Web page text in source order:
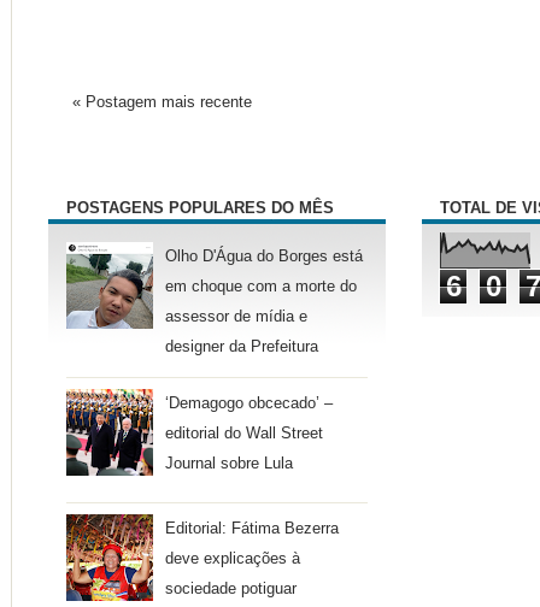
« Postagem mais recente
POSTAGENS POPULARES DO MÊS
Olho D'Água do Borges está
em choque com a morte do
assessor de mídia e
designer da Prefeitura
‘Demagogo obcecado’ –
editorial do Wall Street
Journal sobre Lula
Editorial: Fátima Bezerra
deve explicações à
sociedade potiguar
TOTAL DE
6 0 7